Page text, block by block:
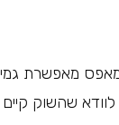
מאפשרת
לוודא שהשוק